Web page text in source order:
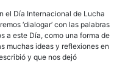
el Día Internacional de Lucha
‘dialogar’ con las palabras
a este Día, como una forma de
muchas ideas y reflexiones en
y que nos dejó